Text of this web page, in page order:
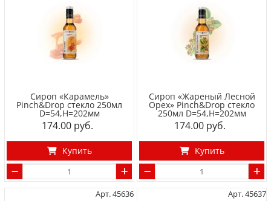
Сироп «Карамель»
Pinch&Drop стекло 250мл
D=54,H=202мм
174.00
Купить
Сироп «Жареный Лесной
Орех» Pinch&Drop стекло
250мл D=54,H=202мм
174.00
Купить
Арт. 45636 Арт. 45637